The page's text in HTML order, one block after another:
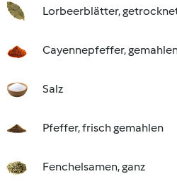
Lorbeerblätter,
Cayennepfeffer,
Salz
Pfeffer, frisch gemahlen
Fenchelsamen, ganz